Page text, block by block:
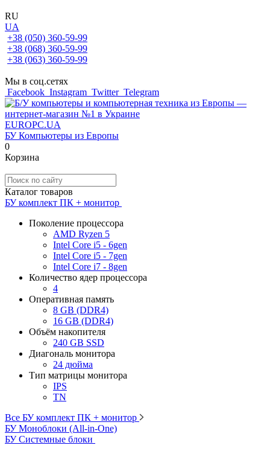
RU
UA
+38 (050) 360-59-99
+38 (068) 360-59-99
+38 (063) 360-59-99
Мы в соц.сетях
Facebook Instagram Twitter Telegram
EUROPC.UA
БУ Компьютеры из Европы
0
Корзина
Каталог товаров
БУ комплект ПК + монитор
Поколение процессора
AMD Ryzen 5
Intel Core i5 - 6gen
Intel Core i5 - 7gen
Intel Core i7 - 8gen
Количество ядер процессора
4
Оперативная память
8 GB (DDR4)
16 GB (DDR4)
Объём накопителя
240 GB SSD
Диагональ монитора
24 дюйма
Тип матрицы монитора
IPS
TN
Все БУ комплект ПК + монитор
БУ Моноблоки (All-in-One)
БУ Системные блоки